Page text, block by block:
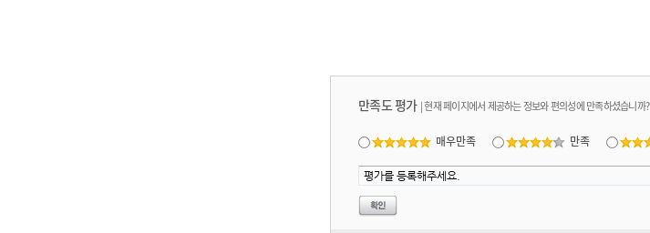
만족도 평가 |현재 페이지에서 제공하는 정보와 편의성에 만족하셨습니까?
매우만족 만족